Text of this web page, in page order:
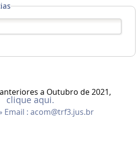
a Outubro de 2021,
clique aqui.
Email : acom@trf3.jus.br